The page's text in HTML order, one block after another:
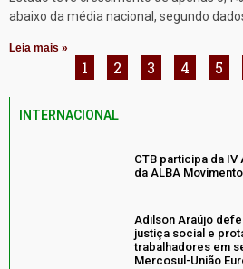
abaixo da média nacional, segundo
Leia mais »
1 2 3 4 5
INTERNACIONAL
CTB participa da IV
da ALBA
Adilson Araújo
justiça social e
trabalhadores em
Mercosul-União